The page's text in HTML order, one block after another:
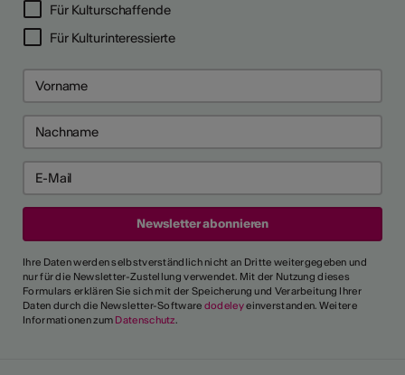
Für Kulturschaffende
Für Kulturinteressierte
Ihre Daten werden selbstverständlich nicht an Dritte weitergegeben und
nur für die Newsletter-Zustellung verwendet. Mit der Nutzung dieses
Formulars erklären Sie sich mit der Speicherung und Verarbeitung Ihrer
Daten durch die Newsletter-Software dodeleyeinverstanden. Weitere
Informationen zum Datenschutz.